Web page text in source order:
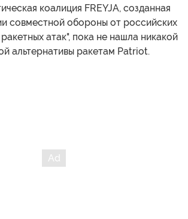
коалиция FREYJA, созданная
совместной обороны от российских
атак", пока не нашла никакой
альтернативы ракетам Patriot.